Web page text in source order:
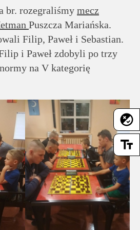
flaky
text_fields
br. rozegraliśmy mecz
Puszcza Mariańska.
Filip, Paweł i Sebastian.
i Paweł zdobyli po trzy
na V kategorię